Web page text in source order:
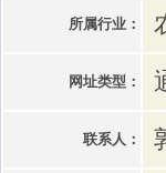
所属行业：
网址类型：
联系人：